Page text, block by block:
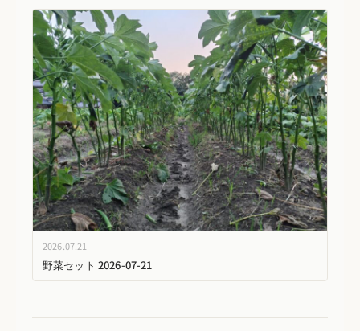
2026.07.21
野菜セット 2026-07-21